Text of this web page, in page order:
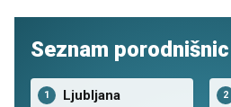
Seznam porodnišnic
1 Ljubljana 2